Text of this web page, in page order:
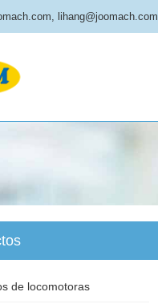
lihang@joomach.com
de locomotoras